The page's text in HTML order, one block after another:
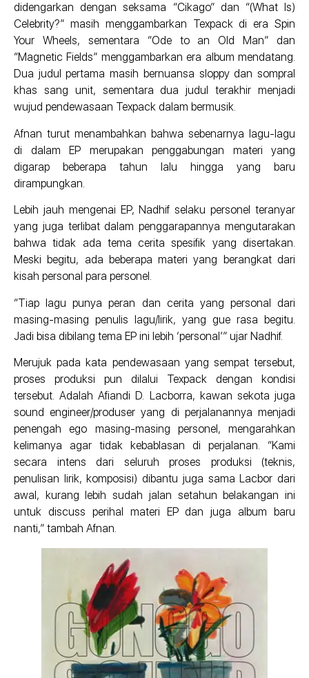
didengarkan dengan seksama “Cikago” dan “(What Is)
Celebrity?” masih menggambarkan Texpack di era Spin
Your Wheels, sementara “Ode to an Old Man” dan
“Magnetic Fields” menggambarkan era album mendatang.
Dua judul pertama masih bernuansa sloppy dan sompral
khas sang unit, sementara dua judul terakhir menjadi
wujud pendewasaan Texpack dalam bermusik.
Afnan turut menambahkan bahwa sebenarnya lagu-lagu
di dalam EP merupakan penggabungan materi yang
digarap beberapa tahun lalu hingga yang baru
dirampungkan.
Lebih jauh mengenai EP, Nadhif selaku personel teranyar
yang juga terlibat dalam penggarapannya mengutarakan
bahwa tidak ada tema cerita spesifik yang disertakan.
Meski begitu, ada beberapa materi yang berangkat dari
kisah personal para personel.
“Tiap lagu punya peran dan cerita yang personal dari
masing-masing penulis lagu/lirik, yang gue rasa begitu.
Jadi bisa dibilang tema EP ini lebih ‘personal’” ujar Nadhif.
Merujuk pada kata pendewasaan yang sempat tersebut,
proses produksi pun dilalui Texpack dengan kondisi
tersebut. Adalah Afiandi D. Lacborra, kawan sekota juga
sound engineer/produser yang di perjalanannya menjadi
penengah ego masing-masing personel, mengarahkan
kelimanya agar tidak kebablasan di perjalanan. “Kami
secara intens dari seluruh proses produksi (teknis,
penulisan lirik, komposisi) dibantu juga sama Lacbor dari
awal, kurang lebih sudah jalan setahun belakangan ini
untuk discuss perihal materi EP dan juga album baru
nanti,” tambah Afnan.